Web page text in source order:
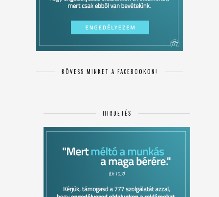
KÖVESS MINKET A FACEBOOKON!
HIRDETÉS